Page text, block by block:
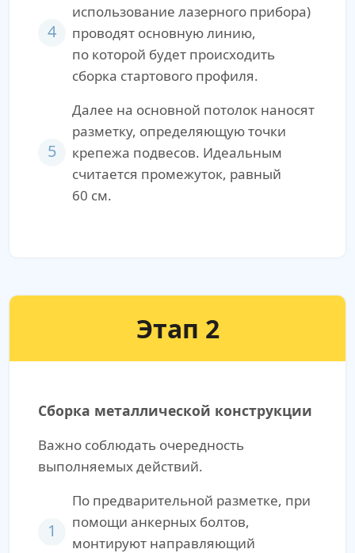
4
использование лазерного прибора)
проводят основную линию,
по которой будет происходить
сборка стартового профиля.
5
Далее на основной потолок наносят
разметку, определяющую точки
крепежа подвесов. Идеальным
считается промежуток, равный
60 см.
Этап 2
Сборка металлической конструкции
Важно соблюдать очередность
выполняемых действий.
1
По предварительной разметке, при
помощи анкерных болтов,
монтируют направляющий